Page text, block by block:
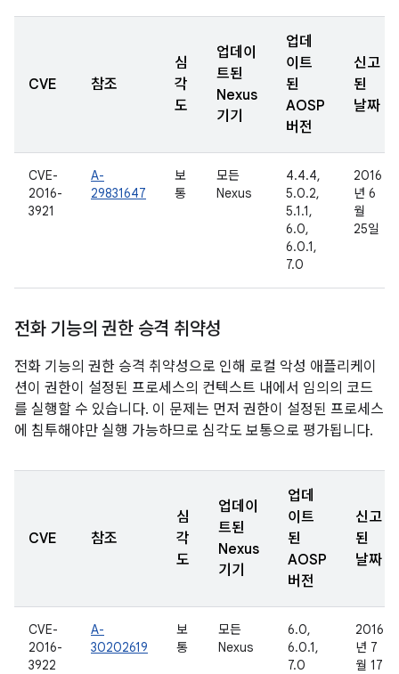
CVE 참조
심
각
도
업데이
트된
Nexus
기기
업데
이트
된
AOSP
버전
신고
된
날짜
CVE-
2016-
3921
A-
29831647
보
통
모든
Nexus
4.4.4,
5.0.2,
5.1.1,
6.0,
6.0.1,
7.0
2016
년 6
월
25일
전화 기능의 권한 승격 취약성
전화 기능의 권한 승격 취약성으로 인해 로컬 악성 애플리케이
션이 권한이 설정된 프로세스의 컨텍스트 내에서 임의의 코드
를 실행할 수 있습니다. 이 문제는 먼저 권한이 설정된 프로세스
에 침투해야만 실행 가능하므로 심각도 보통으로 평가됩니다.
CVE 참조
심
각
도
업데이
트된
Nexus
기기
업데
이트
된
AOSP
버전
신고
된
날짜
CVE-
2016-
3922
A-
30202619
보
통
모든
Nexus
6.0,
6.0.1,
7.0
2016
년 7
월 17